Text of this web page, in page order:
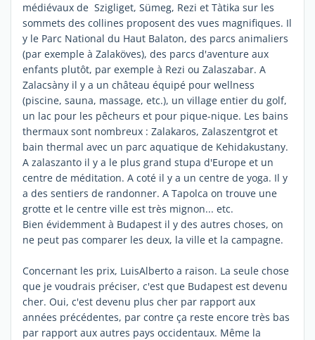
médiévaux de Szigliget, Sümeg, Rezi et Tàtika sur les
sommets des collines proposent des vues magnifiques. Il
y le Parc National du Haut Balaton, des parcs animaliers
(par exemple à Zalaköves), des parcs d'aventure aux
enfants plutôt, par exemple à Rezi ou Zalaszabar. A
Zalacsàny il y a un château équipé pour wellness
(piscine, sauna, massage, etc.), un village entier du golf,
un lac pour les pêcheurs et pour pique-nique. Les bains
thermaux sont nombreux : Zalakaros, Zalaszentgrot et
bain thermal avec un parc aquatique de Kehidakustany.
A zalaszanto il y a le plus grand stupa d'Europe et un
centre de méditation. A coté il y a un centre de yoga. Il y
a des sentiers de randonner. A Tapolca on trouve une
grotte et le centre ville est très mignon... etc.
Bien évidemment à Budapest il y des autres choses, on
ne peut pas comparer les deux, la ville et la campagne.
Concernant les prix, LuisAlberto a raison. La seule chose
que je voudrais préciser, c'est que Budapest est devenu
cher. Oui, c'est devenu plus cher par rapport aux
années précédentes, par contre ça reste encore très bas
par rapport aux autres pays occidentaux. Même la